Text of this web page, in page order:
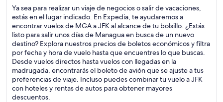
Ya sea para realizar un viaje de negocios o salir de vacaciones,
estás en el lugar indicado. En Expedia, te ayudaremos a
encontrar vuelos de MGA a JFK al alcance de tu bolsillo. ¿Estás
listo para salir unos días de Managua en busca de un nuevo
destino? Explora nuestros precios de boletos económicos y filtra
por fecha y hora de vuelo hasta que encuentres lo que buscas.
Desde vuelos directos hasta vuelos con llegadas en la
madrugada, encontrarás el boleto de avión que se ajuste a tus
preferencias de viaje. Incluso puedes combinar tu vuelo a JFK
con hoteles y rentas de autos para obtener mayores
descuentos.